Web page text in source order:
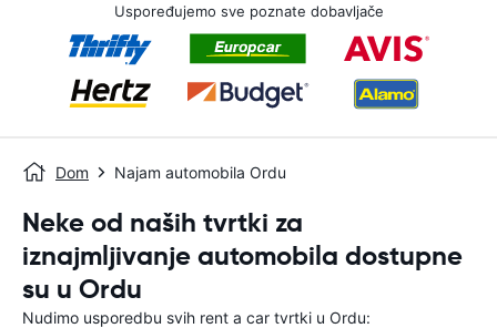
Uspoređujemo sve poznate dobavljače
Dom Najam automobila Ordu
Neke od naših tvrtki za
iznajmljivanje automobila dostupne
su u Ordu
Nudimo usporedbu svih rent a car tvrtki u Ordu: